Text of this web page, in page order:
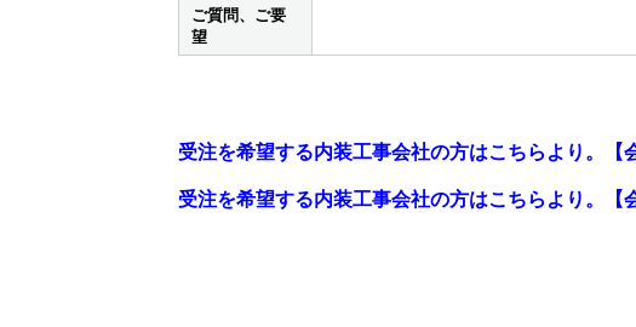
ご質問、ご要
望
受注を希望する内装工事会社の方はこちらより。【
受注を希望する内装工事会社の方はこちらより。 【